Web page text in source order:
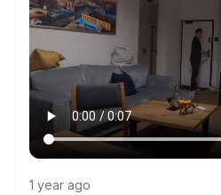
1 year ago